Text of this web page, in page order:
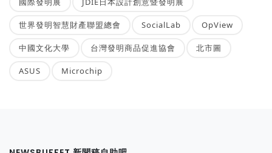
世界發明智慧財產聯盟總會 SocialLab OpView
中國文化大學 台灣發明商品促進協會 北市圖
ASUS Microchip